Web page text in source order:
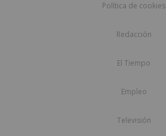
Política de cookies
Redacción
El Tiempo
Empleo
Televisión